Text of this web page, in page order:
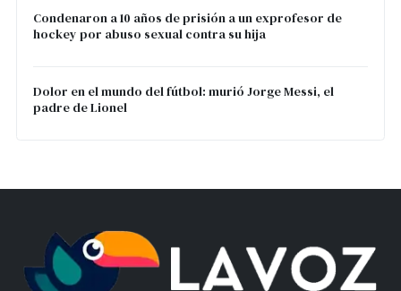
Condenaron a 10 años de prisión a un exprofesor de
hockey por abuso sexual contra su hija
Dolor en el mundo del fútbol: murió Jorge Messi, el
padre de Lionel